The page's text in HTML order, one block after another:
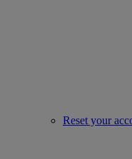
Reset your